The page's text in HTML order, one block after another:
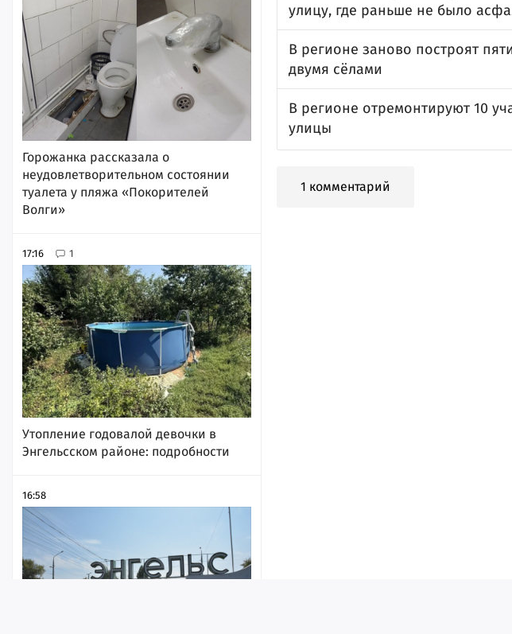
Горожанка рассказала о
неудовлетворительном состоянии
туалета у пляжа «Покорителей
Волги»
17:16 1
Утопление годовалой девочки в
Энгельсском районе: подробности
16:58
улицу, где раньше не было
В регионе заново построят
двумя сёлами
В регионе отремонтируют 10
улицы
1 комментарий